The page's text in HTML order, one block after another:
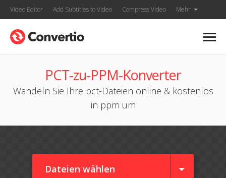
Video Editor Add Subtitles to Video Compress Video Mehr
PCT-zu-PPM-Konverter
Wandeln Sie Ihre pct-Dateien online & kostenlos
in ppm um
Dateien wählen